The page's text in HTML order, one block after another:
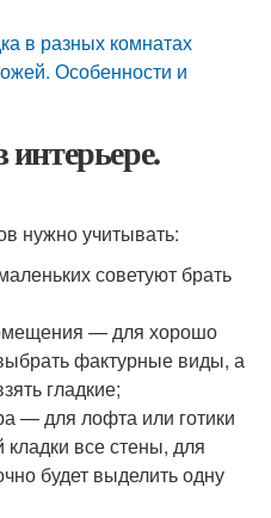
в разных комнатах
Особенности и
нужно учитывать:
советуют брать
— для хорошо
фактурные виды, а
гладкие;
— для лофта или готики
все стены, для
будет выделить одну